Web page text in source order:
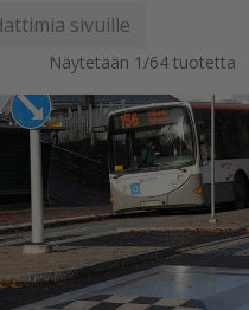
sivuille
Näytetään 1/64 tuotetta